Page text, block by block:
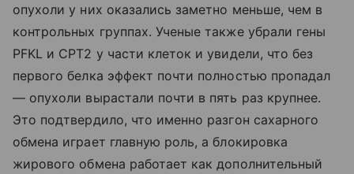
опухоли у них оказались заметно меньше, чем в
контрольных группах. Ученые также убрали гены
PFKL и CPT2 у части клеток и увидели, что без
первого белка эффект почти полностью пропадал
— опухоли вырастали почти в пять раз крупнее.
Это подтвердило, что именно разгон сахарного
обмена играет главную роль, а блокировка
жирового обмена работает как дополнительный